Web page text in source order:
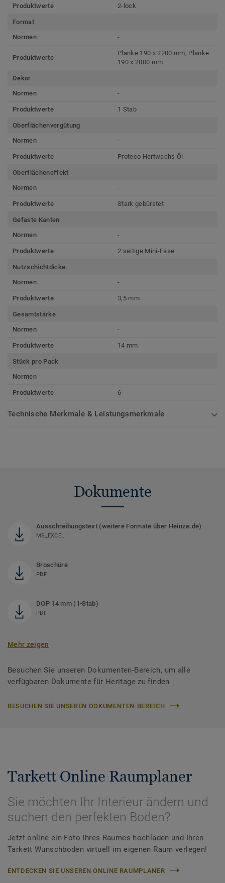
Produktwerte 2-lock
Format
Normen
-
Produktwerte
Planke 190 x 2200 mm, Planke
190 x 2000 mm
Dekor
Normen
-
Produktwerte 1 Stab
Oberflächenvergütung
Normen
-
Produktwerte Proteco Hartwachs Öl
Oberflächeneffekt
Normen
-
Produktwerte Stark gebürstet
Gefaste Kanten
Normen
-
Produktwerte 2 seitige Mini-Fase
Nutzschichtdicke
Normen
-
Produktwerte 3,5 mm
Gesamtstärke
Normen
-
Produktwerte 14 mm
Stück pro Pack
Normen
-
Produktwerte 6
Technische Merkmale & Leistungsmerkmale
Dokumente
Ausschreibungstext (weitere Formate über Heinze.de)
MS_EXCEL
Broschüre
PDF
DOP 14 mm (1-Stab)
PDF
Mehr zeigen
Besuchen Sie unseren Dokumenten-Bereich, um alle
verfügbaren Dokumente für Heritage zu finden
BESUCHEN SIE UNSEREN DOKUMENTEN-BEREICH
Tarkett Online Raumplaner
Sie möchten Ihr Interieur ändern und
suchen den perfekten Boden?
Jetzt online ein Foto Ihres Raumes hochladen und Ihren
Tarkett Wunschboden virtuell im eigenen Raum verlegen!
ENTDECKEN SIE UNSEREN ONLINE RAUMPLANER